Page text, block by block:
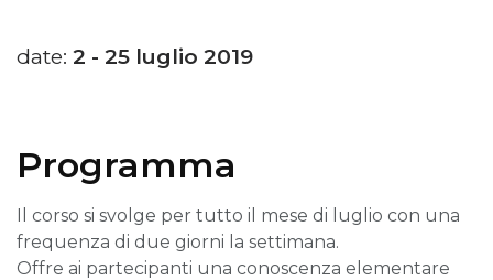
date: 2 - 25 luglio 2019
Programma
Il corso si svolge per tutto il mese di luglio con una
frequenza di due giorni la settimana.
Offre ai partecipanti una conoscenza elementare